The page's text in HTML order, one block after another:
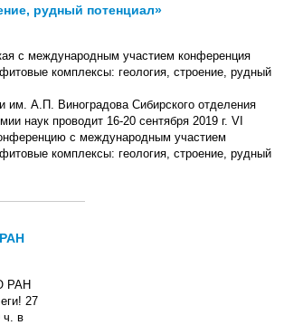
рудный потенциал»
им. А.П. Виноградова Сибирского отделения
наук проводит 16-20 сентября 2019 г. VI
с международным участием
комплексы: геология, строение, рудный
27
ч. в